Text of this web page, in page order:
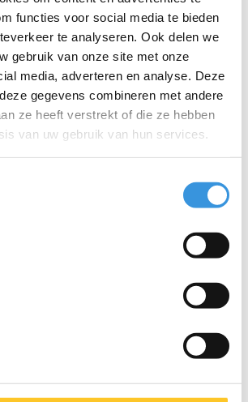
functies voor social media te bieden
te analyseren. Ook delen we
gebruik van onze site met onze
media, adverteren en analyse. Deze
gegevens combineren met andere
ze heeft verstrekt of die ze hebben
van uw gebruik van hun services.
de grip tape op het dek en de eenvoudig
houd je moeiteloos de controle.
Bij Micro Mobility hechten we
kwaliteit. Alle producten worden ontworpen
vervaardigd met de allerbeste onderdelen,
vervangbaar zijn. Ze zijn uitvoerig
meegaan. Duurzaam ondernemen
om het milieu. Micro zet zich volledig in voor
met aandacht voor mens en milieu,